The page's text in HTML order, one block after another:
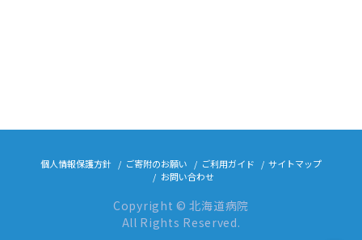
個人情報保護方針 ご寄附のお願い ご利用ガイド
サイトマップ
お問い合わせ
Copyright © 北海道病院
All Rights Reserved.